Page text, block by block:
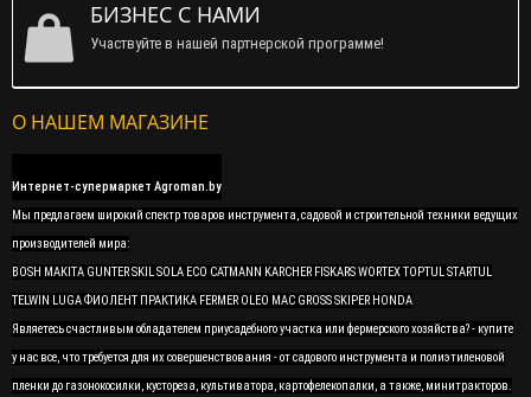
БИЗНЕС С НАМИ
Участвуйте в нашей партнерской программе!
О НАШЕМ МАГАЗИНЕ
Интернет-супермаркет Agroman.by
Мы предлагаем широкий спектр товаров инструмента, садовой и строительной техники ведущих
производителей мира:
BOSH MAKITA GUNTER SKIL SOLA ECO CATMANN KARCHER FISKARS WORTEX TOPTUL STARTUL
TELWIN LUGA ФИОЛЕНТ ПРАКТИКА FERMER OLEO MAC GROSS SKIPER HONDA
Являетесь счастливым обладателем приусадебного участка или фермерского хозяйства? - купите
у нас все, что требуется для их совершенствования - от садового инструмента и полиэтиленовой
пленки до газонокосилки, кустореза, культиватора, картофелекопалки, а также, минитракторов.